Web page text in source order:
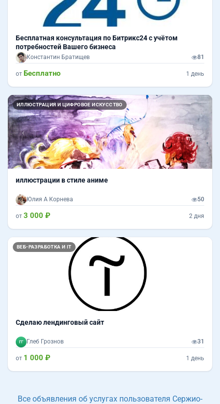
Бесплатная консультация по Битрикс24 с учётом
потребностей Вашего бизнеса
Константин Братищев 81
от Бесплатно 1 день
ИЛЛЮСТРАЦИЯ И ЦИФРОВОЕ ИСКУССТВО
Назад
иллюстрации в стиле аниме
Юлия A Корнева 50
от 3 000 ₽ 2 дня
ВЕБ-РАЗРАБОТКА И IT
Сделаю лендинговый сайт
Глеб Грознов 31
от 1 000 ₽ 1 день
Все объявления об услугах пользователя Сержио-